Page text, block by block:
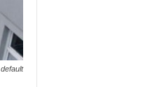
default